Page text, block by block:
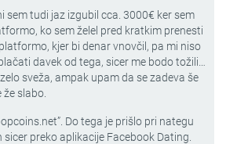
sem tudi jaz izgubil cca. 3000€ ker sem
ko sem želel pred kratkim prenesti
kjer bi denar vnovčil, pa mi niso
davek od tega, sicer me bodo tožili…
sveža, ampak upam da se zadeva še
slabo.
Do tega je prišlo pri nategu
preko aplikacije Facebook Dating.